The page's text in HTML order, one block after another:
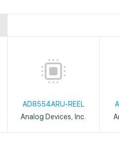
AD8554ARU-REEL
Analog Devices, Inc.